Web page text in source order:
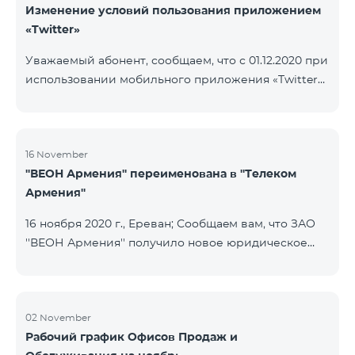
Изменение условий пользования приложением
«Twitter»
Уважаемый абонент, сообщаем, что с 01.12.2020 при
использовании мобильного приложения «Twitter»
с данного остатка․ После исчерпания которого
дальнейшая тарификация будет осуществляться
согласно условиям вашего тарифного плана.
16 November
''ВЕОН Армения'' переименована в ''Телеком
Армения''
16 ноября 2020 г., Ереван; Сообщаeм вам, что ЗАО
''ВЕОН Армения'' получило новое юридическое
2020 года. Внесенное изменение никоим образом
не повлияет на права, обязанности и услуги,
02 November
Рабочий график Офисов Продаж и